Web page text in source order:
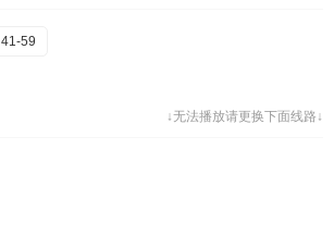
41-59
↓无法播放请更换下面线路↓